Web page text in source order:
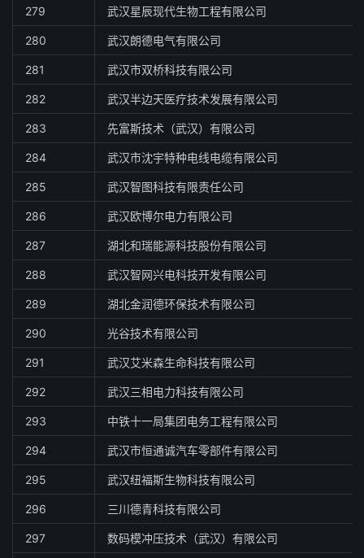
279 武汉星辰现代生物工程有限公司
280 武汉朗德电气有限公司
281 武汉市双桥科技有限公司
282 武汉半边天医疗技术发展有限公司
283 先富斯技术（武汉）有限公司
284 武汉市沈宇特种电线电缆有限公司
285 武汉智图科技有限责任公司
286 武汉欧博尔电力有限公司
287 湖北和瑞能源科技股份有限公司
288 武汉智网兴电科技开发有限公司
289 湖北金润德环保技术有限公司
290 光谷技术有限公司
291 武汉艾米森生命科技有限公司
292 武汉三相电力科技有限公司
293 中铁十一局集团电务工程有限公司
294 武汉市恒通诚汽车零部件有限公司
295 武汉纽福斯生物科技有限公司
296 三川德青科技有限公司
297 数码模冲压技术（武汉）有限公司